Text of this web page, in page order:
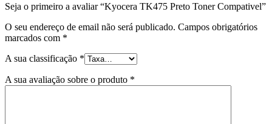
Seja o primeiro a avaliar “Kyocera TK475 Preto Toner Compativel”
O seu endereço de email não será publicado. Campos obrigatórios
marcados com *
A sua classificação *
A sua avaliação sobre o produto *